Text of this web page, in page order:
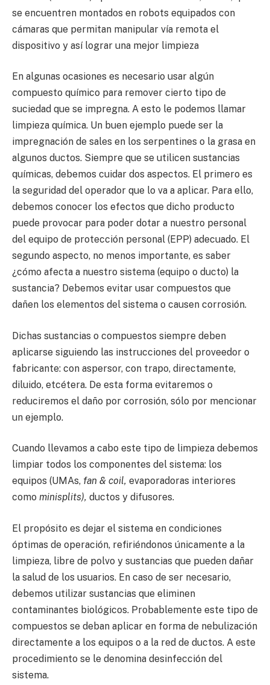
se encuentren montados en robots equipados con
cámaras que permitan manipular vía remota el
dispositivo y así lograr una mejor limpieza
En algunas ocasiones es necesario usar algún
compuesto químico para remover cierto tipo de
suciedad que se impregna. A esto le podemos llamar
limpieza química. Un buen ejemplo puede ser la
impregnación de sales en los serpentines o la grasa en
algunos ductos. Siempre que se utilicen sustancias
químicas, debemos cuidar dos aspectos. El primero es
la seguridad del operador que lo va a aplicar. Para ello,
debemos conocer los efectos que dicho producto
puede provocar para poder dotar a nuestro personal
del equipo de protección personal (EPP) adecuado. El
segundo aspecto, no menos importante, es saber
¿cómo afecta a nuestro sistema (equipo o ducto) la
sustancia? Debemos evitar usar compuestos que
dañen los elementos del sistema o causen corrosión.
Dichas sustancias o compuestos siempre deben
aplicarse siguiendo las instrucciones del proveedor o
fabricante: con aspersor, con trapo, directamente,
diluido, etcétera. De esta forma evitaremos o
reduciremos el daño por corrosión, sólo por mencionar
un ejemplo.
Cuando llevamos a cabo este tipo de limpieza debemos
limpiar todos los componentes del sistema: los
equipos (UMAs, fan & coil, evaporadoras interiores
como minisplits), ductos y difusores.
El propósito es dejar el sistema en condiciones
óptimas de operación, refiriéndonos únicamente a la
limpieza, libre de polvo y sustancias que pueden dañar
la salud de los usuarios. En caso de ser necesario,
debemos utilizar sustancias que eliminen
contaminantes biológicos. Probablemente este tipo de
compuestos se deban aplicar en forma de nebulización
directamente a los equipos o a la red de ductos. A este
procedimiento se le denomina desinfección del
sistema.